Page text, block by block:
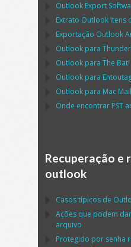
Outlook Export
Extrato Outlook Itens
Exportação Outlook
Outlook para
Outlook para The Bat!
Outlook para
Outlook para Mac Mail
Onde encontrar PST
Recuperação e
outlook
Casos típicos de
Ações que podem
arquivo
Protegido por senha